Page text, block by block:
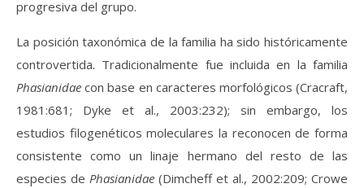
progresiva del grupo.
La posición taxonómica de la familia ha sido históricamente
controvertida. Tradicionalmente fue incluida en la familia
Phasianidae con base en caracteres morfológicos (Cracraft,
1981:681; Dyke et al., 2003:232); sin embargo, los
estudios filogenéticos moleculares la reconocen de forma
consistente como un linaje hermano del resto de las
especies de Phasianidae (Dimcheff et al., 2002:209; Crowe